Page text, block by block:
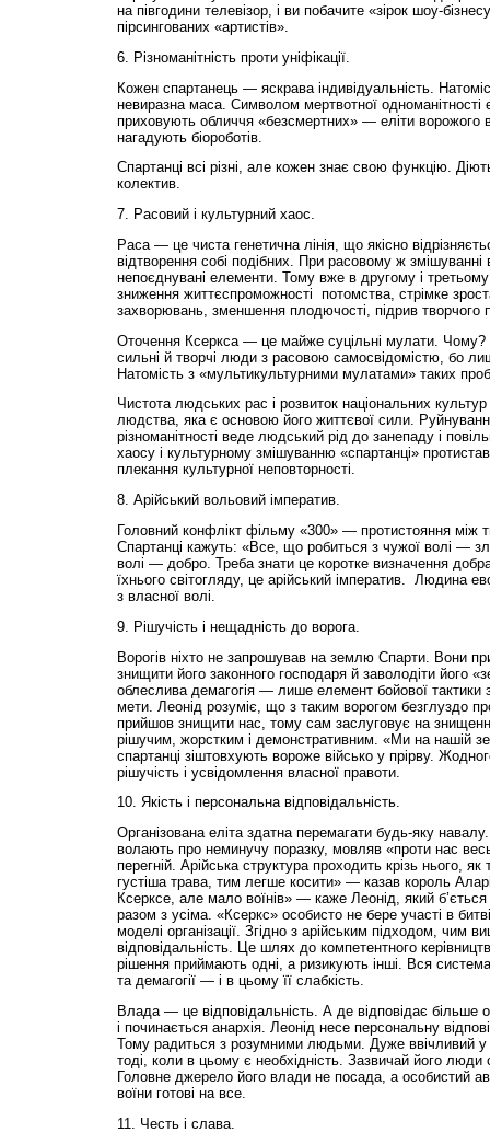
на півгодини телевізор, і ви побачите «зірок шоу-
пірсингованих «артистів».
6. Різноманітність проти уніфікації.
Кожен спартанець — яскрава індивідуальність.
невиразна маса. Символом мертвотної одноманітності
приховують обличчя «безсмертних» — еліти ворожого
нагадують біороботів.
Спартанці всі різні, але кожен знає свою функцію.
колектив.
7. Расовий і культурний хаос.
Раса — це чиста генетична лінія, що якісно
відтворення собі подібних. При расовому ж змішуванні
непоєднувані елементи. Тому вже в другому і третьому
зниження життєспроможності потомства, стрімке
захворювань, зменшення плодючості, підрив творчого
Оточення Ксеркса — це майже суцільні мулати. Чому?
сильні й творчі люди з расовою самосвідомістю, бо
Натомість з «мультикультурними мулатами» таких
Чистота людських рас і розвиток національних культур
людства, яка є основою його життєвої сили.
різноманітності веде людський рід до занепаду і
хаосу і культурному змішуванню «спартанці»
плекання культурної неповторності.
8. Арійський вольовий імператив.
Головний конфлікт фільму «300» — протистояння між
Спартанці кажуть: «Все, що робиться з чужої волі —
волі — добро. Треба знати це коротке визначення
їхнього світогляду, це арійський імператив. Людина
з власної волі.
9. Рішучість і нещадність до ворога.
Ворогів ніхто не запрошував на землю Спарти. Вони
знищити його законного господаря й заволодіти його
облеслива демагогія — лише елемент бойової
мети. Леонід розуміє, що з таким ворогом безглуздо
прийшов знищити нас, тому сам заслуговує на
рішучим, жорстким і демонстративним. «Ми на нашій
спартанці зіштовхують вороже військо у прірву.
рішучість і усвідомлення власної правоти.
10. Якість і персональна відповідальність.
Організована еліта здатна перемагати будь-яку
волають про неминучу поразку, мовляв «проти нас
перегній. Арійська структура проходить крізь нього,
густіша трава, тим легше косити» — казав король
Ксерксе, але мало воїнів» — каже Леонід, який
разом з усіма. «Ксеркс» особисто не бере участі в
моделі організації. Згідно з арійським підходом, чим
відповідальність. Це шлях до компетентного
рішення приймають одні, а ризикують інші. Вся
та демагогії — і в цьому її слабкість.
Влада — це відповідальність. А де відповідає більше
і починається анархія. Леонід несе персональну
Тому радиться з розумними людьми. Дуже ввічливий у
тоді, коли в цьому є необхідність. Зазвичай його
Головне джерело його влади не посада, а особистий
воїни готові на все.
11. Честь і слава.